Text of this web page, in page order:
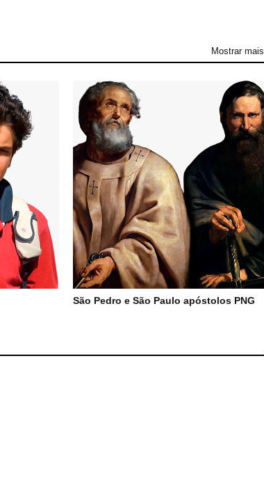
Mostrar mais
São Pedro e São Paulo apóstolos PNG